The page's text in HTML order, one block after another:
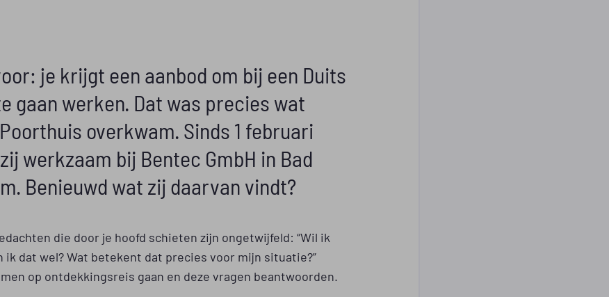
je krijgt een aanbod om bij een Duits
gaan werken. Dat was precies wat
overkwam. Sinds 1 februari
werkzaam bij Bentec GmbH in Bad
Benieuwd wat zij daarvan vindt?
die door je hoofd schieten zijn ongetwijfeld: “Wil ik
ik dat wel? Wat betekent dat precies voor mijn situatie?”
op ontdekkingsreis gaan en deze vragen beantwoorden.